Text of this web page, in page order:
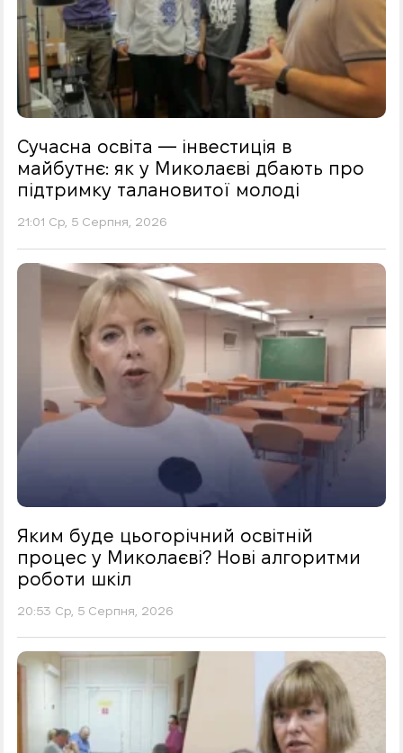
Сучасна освіта — інвестиція в
майбутнє: як у Миколаєві дбають про
підтримку талановитої молоді
21:01 Ср, 5 Серпня, 2026
Яким буде цьогорічний освітній
процес у Миколаєві? Нові алгоритми
роботи шкіл
20:53 Ср, 5 Серпня, 2026